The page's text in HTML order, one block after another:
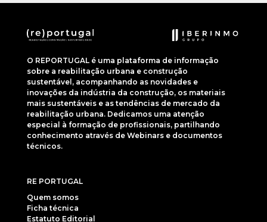
O REPORTUGAL é uma plataforma de informação
sobre a reabilitação urbana e construção
sustentável, acompanhando as novidades e
inovações da indústria da construção, os materiais
mais sustentáveis e as tendências de mercado da
reabilitação urbana. Dedicamos uma atenção
especial à formação de profissionais, partilhando
conhecimento através de Webinars e documentos
técnicos.
RE PORTUGAL
Quem somos
Ficha técnica
Estatuto Editorial